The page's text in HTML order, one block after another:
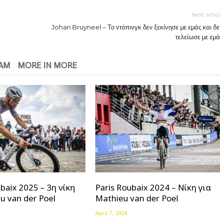
Next
Johan Bruyneel – Το ντόπινγκ δεν ξεκίνησε με εμάς και
τελείωσε με
MORE IN MORE
2025 – 3η νίκη
van der Poel
Paris Roubaix 2024 – Νίκη για
Mathieu van der Poel
April 7, 2024